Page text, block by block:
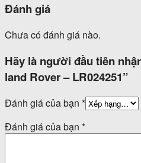
Đánh giá
Chưa có đánh giá nào.
Hãy là người đầu tiên
land Rover – LR024251”
Đánh giá của bạn *
Đánh giá của bạn *